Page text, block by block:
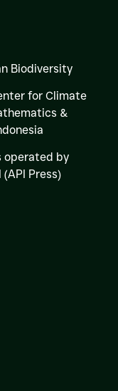
Biodiversity
for Climate
&
operated by
Press)